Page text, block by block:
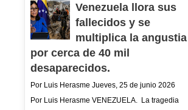
Venezuela llora sus
fallecidos y se
multiplica la angustia
por cerca de 40 mil
desaparecidos.
Por Luis Herasme Jueves, 25 de junio 2026
Por Luis Herasme VENEZUELA. La tragedia